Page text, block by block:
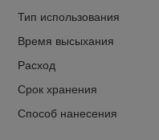
Тип использования
Время высыхания
Расход
Срок хранения
Способ нанесения